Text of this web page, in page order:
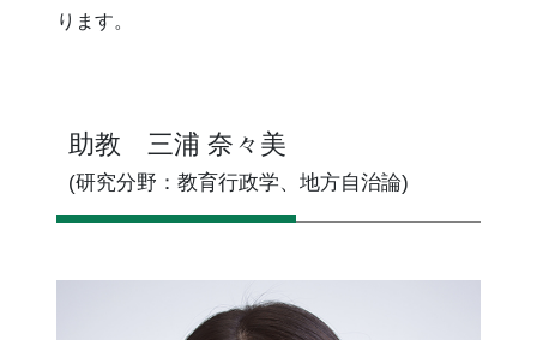
ります。
助教 三浦 奈々美
(研究分野：教育行政学、地方自治論)